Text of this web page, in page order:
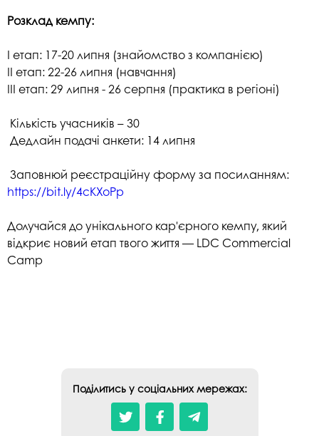
Розклад кемпу:
І етап: 17-20 липня (знайомство з компанією)
ІІ етап: 22-26 липня (навчання)
ІІІ етап: 29 липня - 26 серпня (практика в регіоні)
Кількість учасників – 30
Дедлайн подачі анкети: 14 липня
Заповнюй реєстраційну форму за посиланням:
https://bit.ly/4cKXoPp
Долучайся до унікального кар'єрного кемпу, який
відкриє новий етап твого життя — LDC Commercial
Camp
Поділитись у соціальних мережах: